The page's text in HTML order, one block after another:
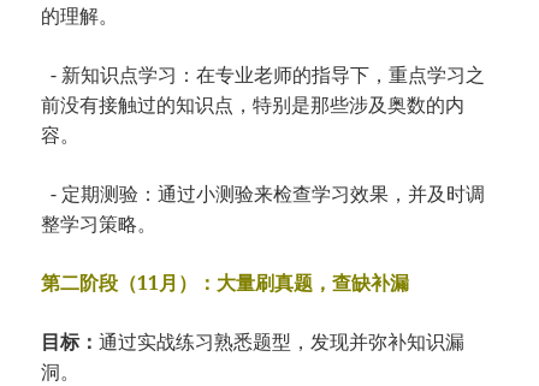
的理解。
- 新知识点学习：在专业老师的指导下，重点学习之
前没有接触过的知识点，特别是那些涉及奥数的内
容。
- 定期测验：通过小测验来检查学习效果，并及时调
整学习策略。
第二阶段（11月）：大量刷真题，查缺补漏
目标：通过实战练习熟悉题型，发现并弥补知识漏
洞。